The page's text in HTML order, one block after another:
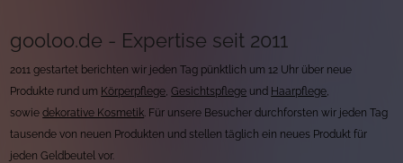
gooloo.de - Expertise seit 2011
2011 gestartet berichten wir jeden Tag pünktlich um 12 Uhr über neue
Produkte rund um Körperpflege ,Gesichtspflege und Haarpflege
sowiedekorative Kosmetik . Für unsere Besucher durchforsten wir jeden Tag
tausende von neuen Produkten und stellen täglich ein neues Produkt für
jeden Geldbeutel vor.